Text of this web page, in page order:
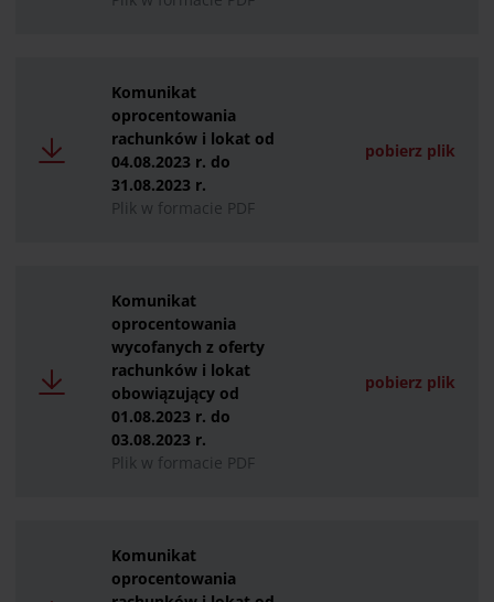
Komunikat
oprocentowania
rachunków i lokat od
04.08.2023 r. do
31.08.2023 r.
Plik w formacie PDF
pobierz plik
Komunikat
oprocentowania
wycofanych z oferty
rachunków i lokat
obowiązujący od
01.08.2023 r. do
03.08.2023 r.
Plik w formacie PDF
pobierz plik
Komunikat
oprocentowania